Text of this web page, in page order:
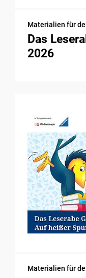
Materialien für
Das
2026
Materialien für